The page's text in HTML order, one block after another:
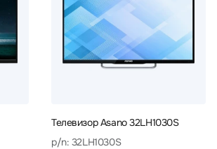
Телевизор Asano 32LH1030S
p/n: 32LH1030S